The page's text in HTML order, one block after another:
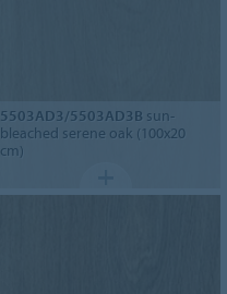
5503AD3/5503AD3B sun-
bleached serene oak (100x20
cm)